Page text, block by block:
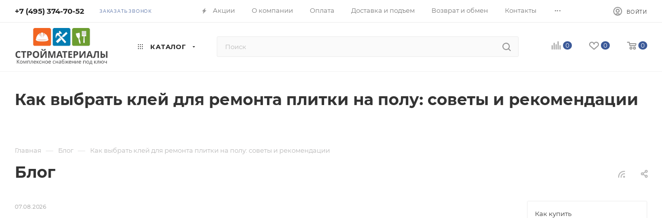
+7 (495) 374-70-52 ЗАКАЗАТЬ ЗВОНОК Акции О компании Оплата Доставка и подъем Возврат и обмен Контакты ... ВОЙТИ
КАТАЛОГ 0 0 0
Как выбрать клей для ремонта плитки на полу: советы и рекомендации
Главная — Блог — Как выбрать клей для ремонта плитки на полу: советы и рекомендации
Блог
07.08.2026
Как купить